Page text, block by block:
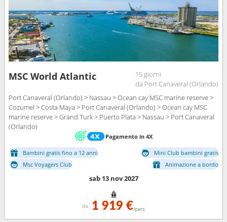
MSC World Atlantic
15 giorni
da Port Canaveral (Orlando)
Port Canaveral (Orlando) > Nassau > Ocean cay MSC marine reserve >
Cozumel > Costa Maya > Port Canaveral (Orlando) > Ocean cay MSC
marine reserve > Grand Turk > Puerto Plata > Nassau > Port Canaveral
(Orlando)
Pagamento in 4X
Bambini gratis fino a 12 anni
Mini Club bambini gratis
Msc Voyagers Club
Animazione a bordo
sab 13 nov 2027
da 1 919 €/pers